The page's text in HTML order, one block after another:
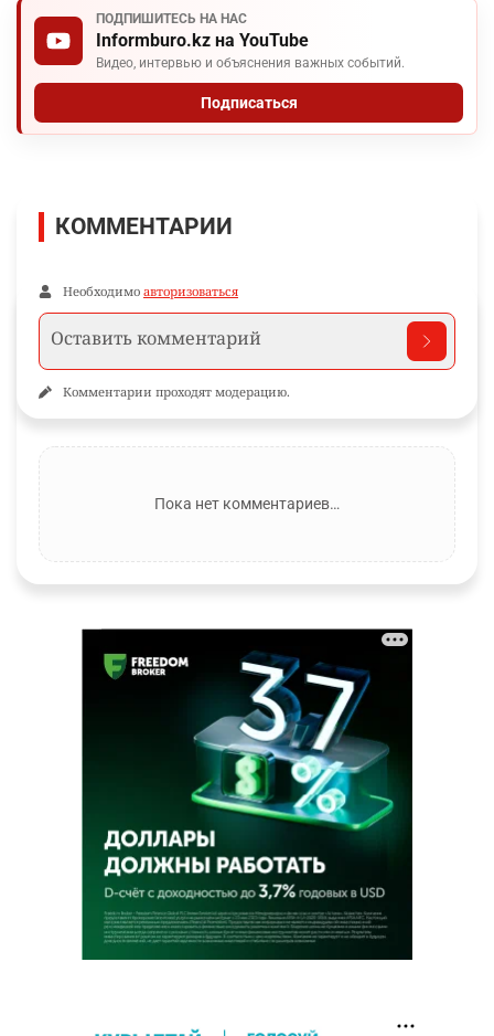
ПОДПИШИТЕСЬ НА НАС
Informburo.kz на YouTube
Видео, интервью и объяснения важных событий.
Подписаться
КОММЕНТАРИИ
Необходимо авторизоваться
Комментарии проходят модерацию.
Пока нет комментариев…